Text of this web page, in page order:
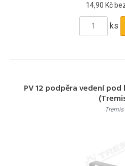
14,90 Kč
ks
PV 12 podpěra vedení
Tremis